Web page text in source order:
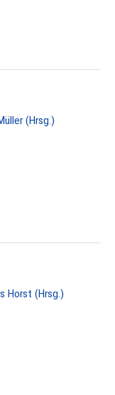
(Hrsg.)
Horst (Hrsg.)